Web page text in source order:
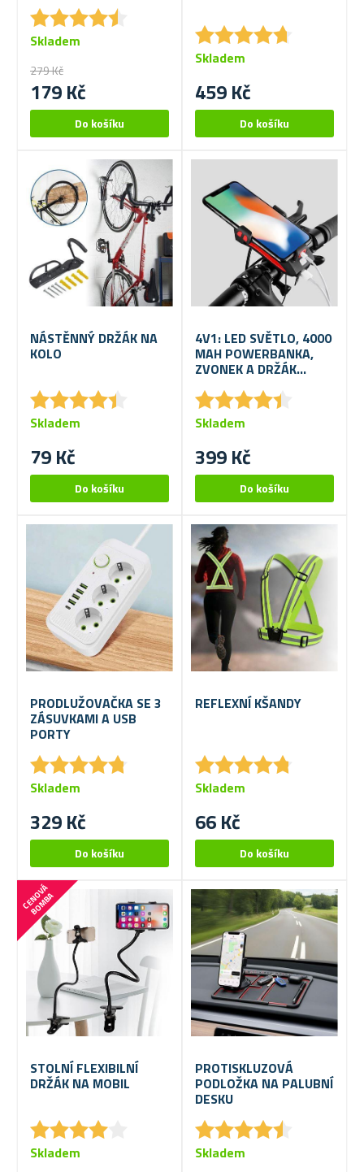
★★★★★
★★★★★
279 Kč
179 Kč
Skladem ★★★★★
★★★★★
459 Kč
Skladem
NÁSTĚNNÝ DRŽÁK NA
KOLO
★★★★★
★★★★★
79 Kč
Skladem
4V1: LED SVĚTLO, 4000
MAH POWERBANKA,
ZVONEK A DRŽÁK
★★★★★
★★★★★
399 Kč
Skladem
PRODLUŽOVAČKA SE 3
ZÁSUVKAMI A USB
PORTY
★★★★★
★★★★★
329 Kč
Skladem
REFLEXNÍ KŠANDY
★★★★★
★★★★★
66 Kč
Skladem
C
E
N
O
V
Á
B
O
M
B
A
STOLNÍ FLEXIBILNÍ
DRŽÁK NA MOBIL
★★★★
★★★★
Skladem
PROTISKLUZOVÁ
PODLOŽKA NA PALUBNÍ
DESKU
★★★★★
★★★★★
Skladem